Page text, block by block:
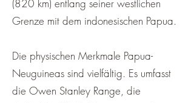
(820 km) entlang seiner westlichen
Grenze mit dem indonesischen Papua.
Die physischen Merkmale Papua-
Neuguineas sind vielfältig. Es umfasst
die Owen Stanley Range, die